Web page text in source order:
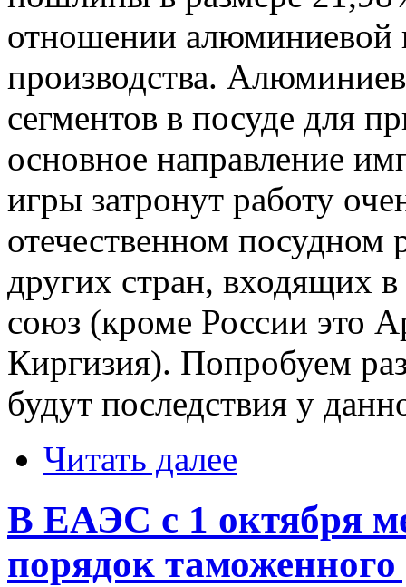
отношении алюминиевой
производства.
сегментов в посуде для
основное направление
игры затронут работу
отечественном посудном
других стран, входящих
союз (кроме России это
Киргизия). Попробуем
будут последствия у
Читать далее
В ЕАЭС c 1 октября
порядок